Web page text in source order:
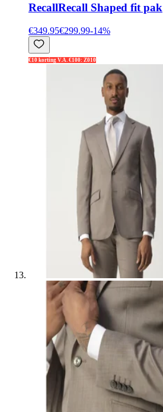
RecallRecall Shaped fit pak
€349.95€299.99-14%
€10 korting V.A. €100: Z010